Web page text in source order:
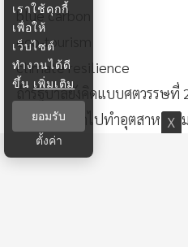
blue carbon
eco-tourism
climate resilience
ถ้ารัฐบาลยังคิดแบบศตวรรษที่
“เอาที่ดีที่สุดไปทำอุตสาหกรร
ไทยอาจเสีย “ทุนธรรมชาติร
เราใช้คุกกี้
เพื่อให้
เว็บไซต์
ทำงานได้ดี
ขึ้น เพิ่มเติม
ยอมรับ
ตั้งค่า